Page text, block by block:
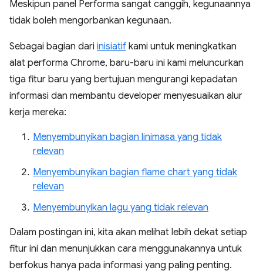
Meskipun panel Performa sangat canggih, kegunaannya
tidak boleh mengorbankan kegunaan.
Sebagai bagian dari inisiatif kami untuk meningkatkan
alat performa Chrome, baru-baru ini kami meluncurkan
tiga fitur baru yang bertujuan mengurangi kepadatan
informasi dan membantu developer menyesuaikan alur
kerja mereka:
Menyembunyikan bagian linimasa yang tidak
relevan
Menyembunyikan bagian flame chart yang tidak
relevan
Menyembunyikan lagu yang tidak relevan
Dalam postingan ini, kita akan melihat lebih dekat setiap
fitur ini dan menunjukkan cara menggunakannya untuk
berfokus hanya pada informasi yang paling penting.